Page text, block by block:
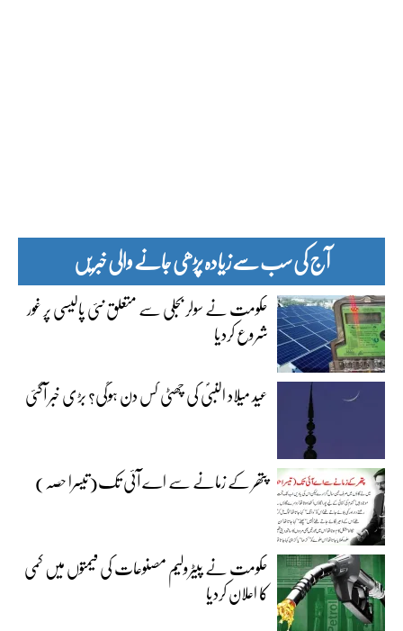
آج کی سب سے زیادہ پڑھی جانے والی خبریں
حکومت نے سولر بجلی سے متعلق نئی پالیسی پر غور
شروع کردیا
عید میلاد النبیؐ کی چھٹی کس دن ہوگی؟ بڑی خبر آگئی
پتھر کے زمانے سے اے آئی تک(تیسرا حصہ)
حکومت نے پیٹرولیم مصنوعات کی قیمتوں میں کمی
کا اعلان کردیا